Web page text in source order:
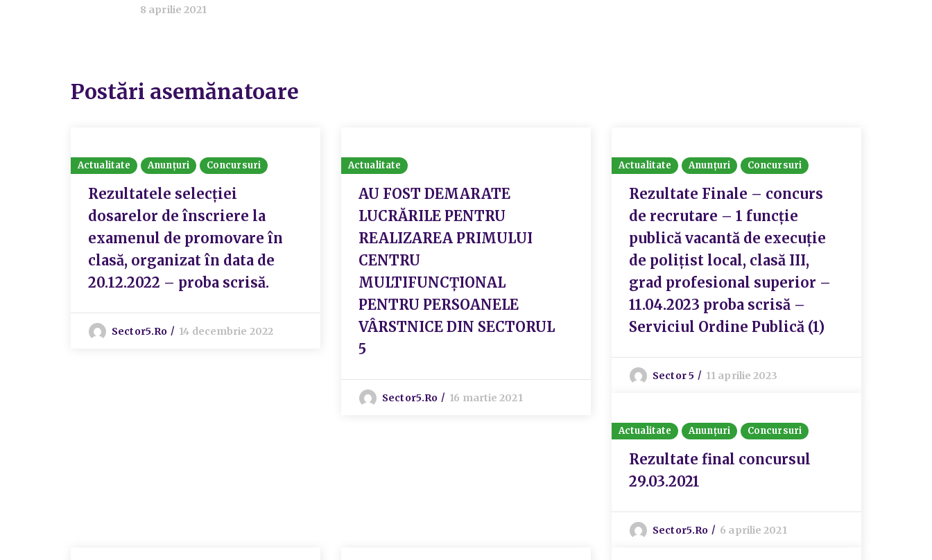
8 aprilie 2021
Postări asemănatoare
Actualitate Anunțuri Concursuri
Rezultatele selecției
dosarelor de înscriere la
examenul de promovare în
clasă, organizat în data de
20.12.2022 – proba scrisă.
Sector5.ro 14 decembrie 2022
Actualitate
AU FOST DEMARATE
LUCRĂRILE PENTRU
REALIZAREA PRIMULUI
CENTRU
MULTIFUNCȚIONAL
PENTRU PERSOANELE
VÂRSTNICE DIN SECTORUL
5
Sector5.ro 16 martie 2021
Actualitate Anunțuri Concursuri
Rezultate Finale – concurs
de recrutare – 1 funcție
publică vacantă de execuție
de polițist local, clasă III,
grad profesional superior –
11.04.2023 proba scrisă –
Serviciul Ordine Publică (1)
Sector 5 11 aprilie 2023
Actualitate Anunțuri Concursuri
Rezultate final concursul
29.03.2021
Sector5.ro 6 aprilie 2021